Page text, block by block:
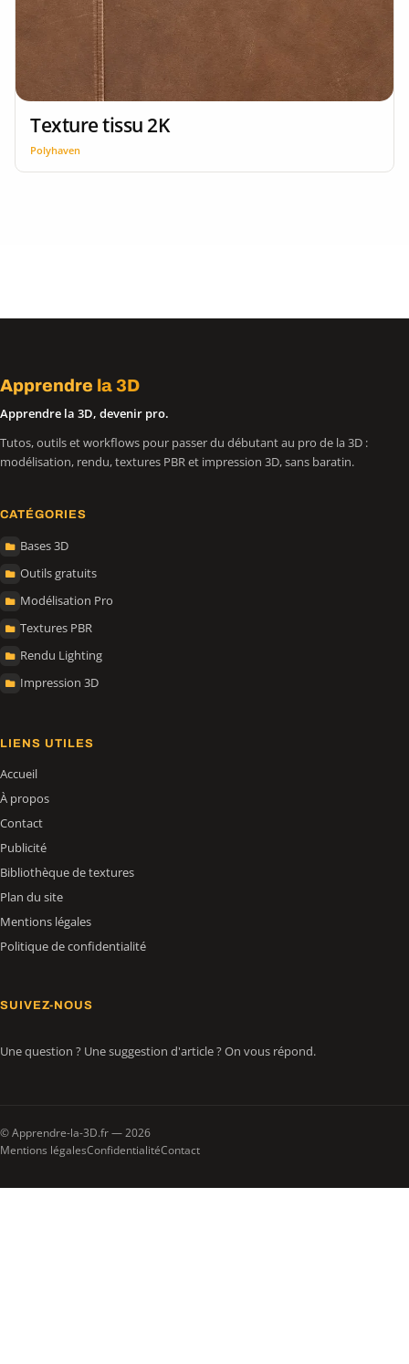
Texture tissu 2K
Polyhaven
Apprendre la 3D
Apprendre la 3D, devenir pro.
Tutos, outils et workflows pour passer du débutant au pro de la 3D :
modélisation, rendu, textures PBR et impression 3D, sans baratin.
CATÉGORIES
Bases 3D
Outils gratuits
Modélisation Pro
Textures PBR
Rendu Lighting
Impression 3D
LIENS UTILES
Accueil
À propos
Contact
Publicité
Bibliothèque de textures
Plan du site
Mentions légales
Politique de confidentialité
SUIVEZ-NOUS
Une question ? Une suggestion d'article ? On vous répond.
© Apprendre-la-3D.fr — 2026
Mentions légalesConfidentialitéContact